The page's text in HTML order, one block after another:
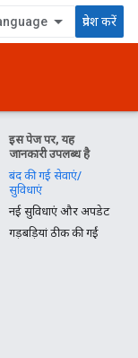
प्रवेश करें
इस पेज पर, यह
जानकारी उपलब्ध है
बंद की गई सेवाएं/
सुविधाएं
नई सुविधाएं और अपडेट
गड़बड़ियां ठीक की गईं